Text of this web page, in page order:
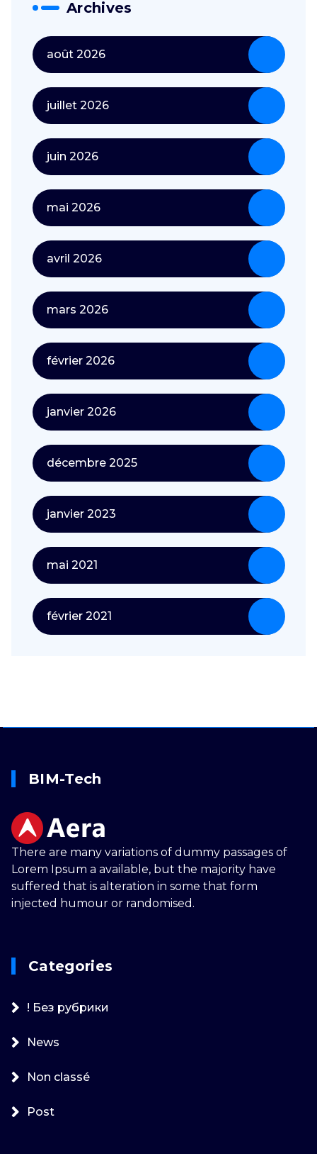
Archives
août 2026
juillet 2026
juin 2026
mai 2026
avril 2026
mars 2026
février 2026
janvier 2026
décembre 2025
janvier 2023
mai 2021
février 2021
BIM-Tech
There are many variations of dummy passages of
Lorem Ipsum a available, but the majority have
suffered that is alteration in some that form
injected humour or randomised.
Categories
! Без рубрики
News
Non classé
Post